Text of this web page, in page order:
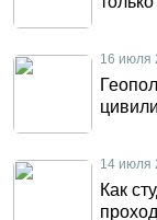
16 июля
14 июля
Как